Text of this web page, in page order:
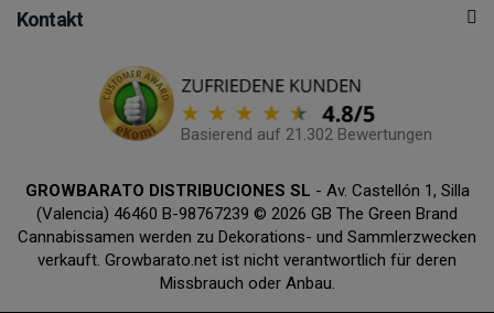
Kontakt
Basierend auf 21.302 Bewertungen
GROWBARATO DISTRIBUCIONES SL - Av. Castellón 1, Silla
(Valencia) 46460 B-98767239 © 2026 GB The Green Brand
Cannabissamen werden zu Dekorations- und Sammlerzwecken
verkauft. Growbarato.net ist nicht verantwortlich für deren
Missbrauch oder Anbau.